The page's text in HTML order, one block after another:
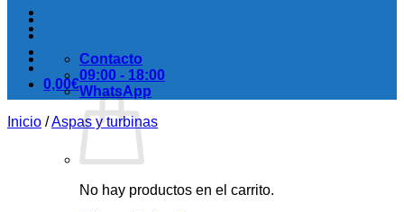
0,00€
No hay productos en el carrito.
Contacto
09:00 - 18:00
WhatsApp
Inicio /Aspas y turbinas